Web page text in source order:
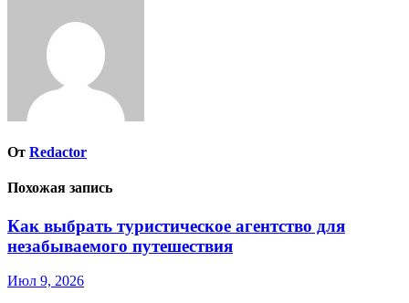
От Redactor
Похожая запись
Как выбрать туристическое агентство для
незабываемого путешествия
Июл 9, 2026